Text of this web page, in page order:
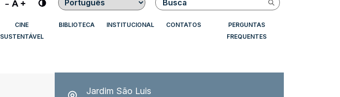
Contraste Buscar
CINE
SUSTENTÁVEL
BIBLIOTECA INSTITUCIONAL CONTATOS
PERGUNTAS
FREQUENTES
Jardim São Luis